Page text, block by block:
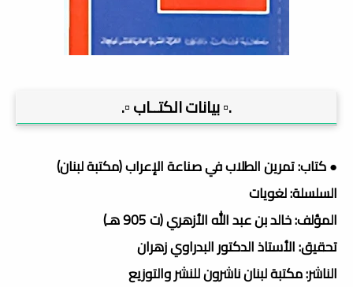
.▫️ بيانات الكتــاب ▫️.
● كتاب: تمرين الطلاب في صناعة الإعراب (مكتبة لبنان)
السلسلة: لغويات
المؤلف: خالد بن عبد الله الأزهري (ت 905 هـ)
تحقيق: الأستاذ الدكتور البدراوي زهران
الناشر: مكتبة لبنان ناشرون للنشر والتوزيع